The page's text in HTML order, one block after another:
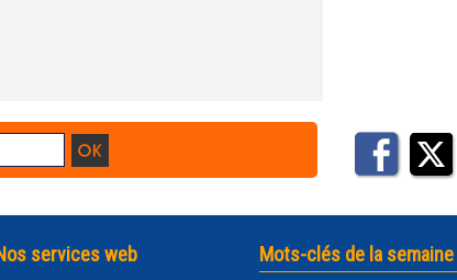
services web Mots-clés de la semaine